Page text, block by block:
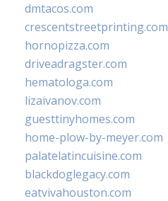
dmtacos.com
crescentstreetprinting.com
hornopizza.com
driveadragster.com
hematologa.com
lizaivanov.com
guesttinyhomes.com
home-plow-by-meyer.com
palatelatincuisine.com
blackdoglegacy.com
eatvivahouston.com